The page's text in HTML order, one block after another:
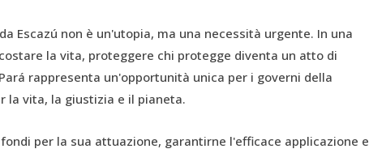
Escazú non è un'utopia, ma una necessità urgente. In una
la vita, proteggere chi protegge diventa un atto di
rappresenta un'opportunità unica per i governi della
la vita, la giustizia e il pianeta.
per la sua attuazione, garantirne l'efficace applicazione e